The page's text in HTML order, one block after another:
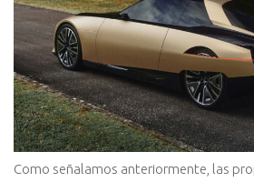
Como señalamos anteriormente, las